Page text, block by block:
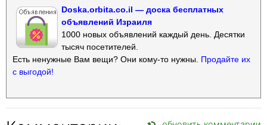
Doska.orbita.co.il — доска бесплатных
объявлений Израиля
1000 новых объявлений каждый день. Десятки
тысяч посетителей.
Есть ненужные Вам вещи? Они кому-то нужны. Продайте их
с выгодой!